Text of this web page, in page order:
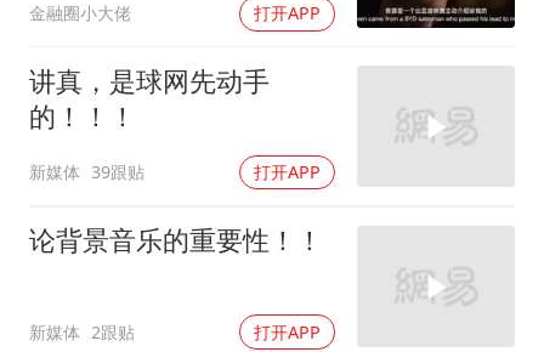
金融圈小大佬 打开APP
讲真，是球网先动手
的！！！
新媒体 39跟贴 打开APP
论背景音乐的重要性！！
新媒体 2跟贴 打开APP